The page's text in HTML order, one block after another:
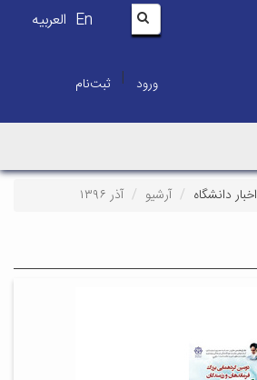
En العربیه
ورود | ثبت‌نام
اخبار دانشگاه آرشیو آذر ۱۳۹۶